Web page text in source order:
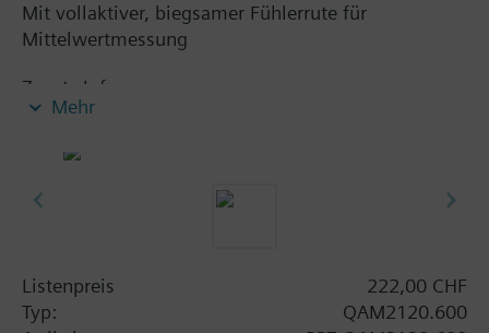
Mit vollaktiver, biegsamer Fühlerrute für
Mittelwertmessung
Zusatz Info
Bemerkung zur Befestigungsart:
Mehr
Listenpreis
222,00 CHF
Typ:
QAM2120.600